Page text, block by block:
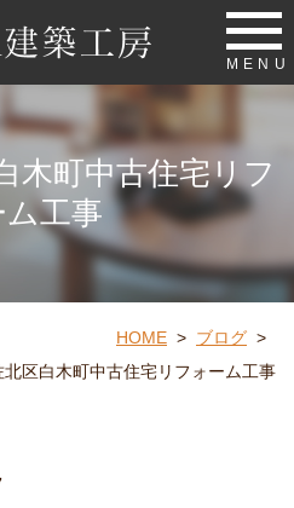
MENU
木町中古住宅リフ
ム工事
HOME > ブログ >
北区白木町中古住宅リフォーム工事